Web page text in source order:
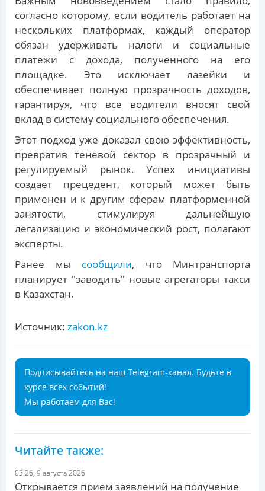
согласно которому, если водитель работает на
нескольких платформах, каждый оператор
обязан удерживать налоги и социальные
платежи с дохода, полученного на его
площадке. Это исключает лазейки и
обеспечивает полную прозрачность доходов,
гарантируя, что все водители вносят свой
вклад в систему социального обеспечения.
Этот подход уже доказал свою эффективность,
превратив теневой сектор в прозрачный и
регулируемый рынок. Успех инициативы
создает прецедент, который может быть
применен и к другим сферам платформенной
занятости, стимулируя дальнейшую
легализацию и экономический рост, полагают
эксперты.
Ранее мы сообщили, что Минтранспорта
планирует "заводить" новые агрегаторы такси
в Казахстан.
Источник: zakon.kz
Подписывайтесь на наш Telegram-канал. Будьте в
курсе всех событий!
Мы работаем для Вас!
Читайте также:
03:26, 9 августа 2026
Открывается прием заявлений на получение